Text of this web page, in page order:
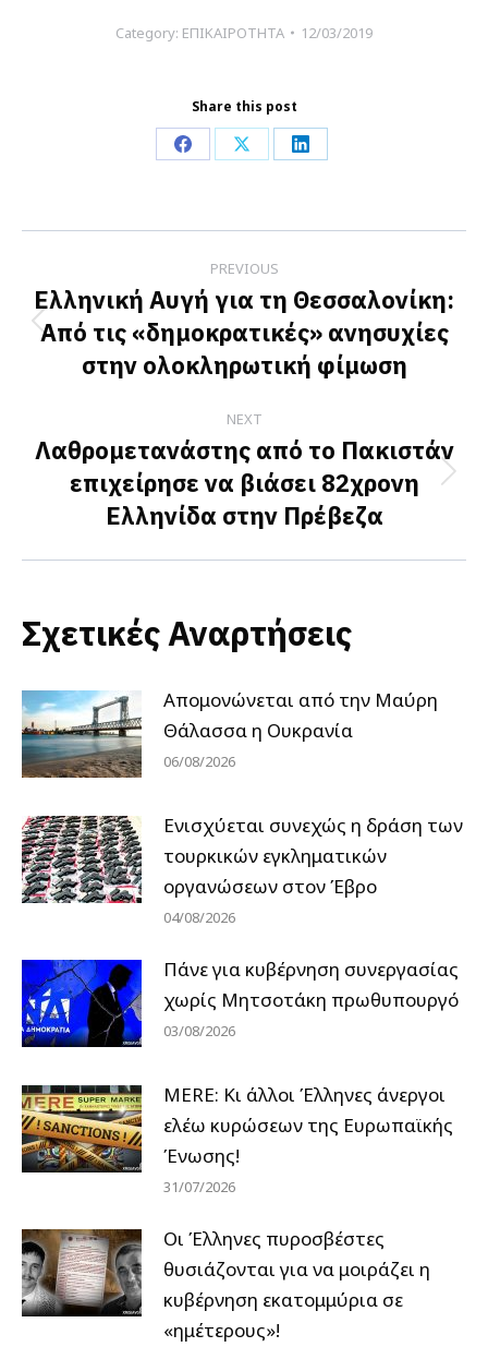
Category: ΕΠΙΚΑΙΡΟΤΗΤΑ 12/03/2019
Share this post
Share
Facebook
Share
X
Share
LinkedIn
navigation
PREVIOUS
Previous
post:
Ελληνική Αυγή για τη Θεσσαλονίκη:
Από τις «δημοκρατικές» ανησυχίες
στην ολοκληρωτική φίμωση
NEXT
Next
post:
Λαθρομετανάστης από το Πακιστάν
επιχείρησε να βιάσει 82χρονη
Ελληνίδα στην Πρέβεζα
Σχετικές Αναρτήσεις
Απομονώνεται από την Μαύρη
Θάλασσα η Ουκρανία
06/08/2026
Ενισχύεται συνεχώς η δράση των
τουρκικών εγκληματικών
οργανώσεων στον Έβρο
04/08/2026
Πάνε για κυβέρνηση συνεργασίας
χωρίς Μητσοτάκη πρωθυπουργό
03/08/2026
MERE: Κι άλλοι Έλληνες άνεργοι
ελέω κυρώσεων της Ευρωπαϊκής
Ένωσης!
31/07/2026
Οι Έλληνες πυροσβέστες
θυσιάζονται για να μοιράζει η
κυβέρνηση εκατομμύρια σε
«ημέτερους»!